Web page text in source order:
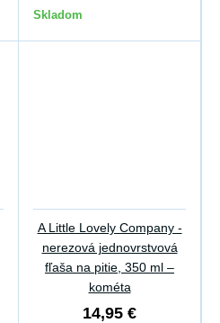
Skladom
A Little Lovely Company -
nerezová jednovrstvová
fľaša na pitie, 350 ml –
kométa
14,95 €